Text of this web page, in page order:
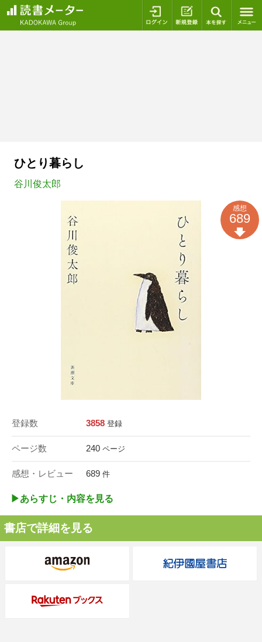
ログイン 新規登録
ひとり暮らし
谷川俊太郎
登録数 3858 登録
ページ数 240 ページ
感想・レビュー 689 件
感想
689
▶︎あらすじ・内容を見る
書店で詳細を見る